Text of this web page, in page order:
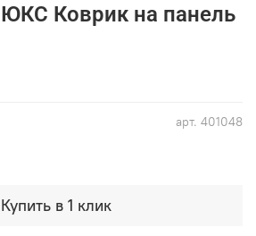
арт. 401048
Коврик на панель
Купить в 1 клик